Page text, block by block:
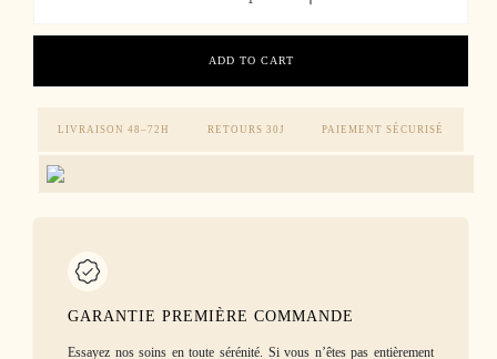
ADD TO CART
LIVRAISON 48–72H RETOURS 30J PAIEMENT SÉCURISÉ
GARANTIE PREMIÈRE COMMANDE
Essayez nos soins en toute sérénité. Si vous n’êtes pas entièrement